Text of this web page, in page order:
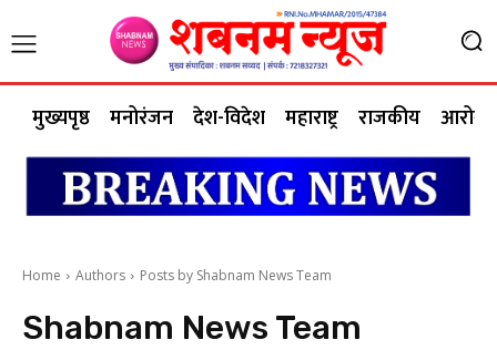
मुख्यपृष्ठ मनोरंजन देश-विदेश महाराष्ट्र राजकीय आरोग्य
Home Authors Posts by Shabnam News Team
Shabnam News Team